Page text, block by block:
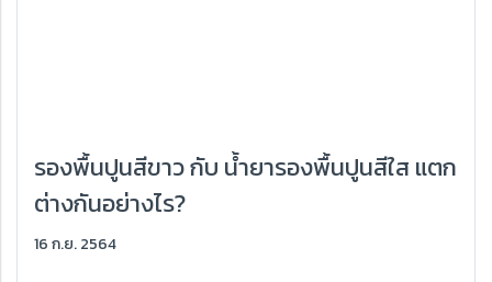
รองพื้นปูนสีขาว กับ น้ำยารองพื้นปูนสีใส แตก
ต่างกันอย่างไร?
16 ก.ย. 2564